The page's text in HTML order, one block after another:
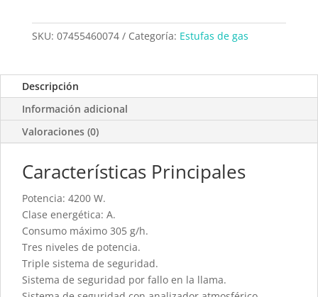
SKU: 07455460074 Categoría: Estufas de gas
Descripción
Información adicional
Valoraciones (0)
Características Principales
Potencia: 4200 W.
Clase energética: A.
Consumo máximo 305 g/h.
Tres niveles de potencia.
Triple sistema de seguridad.
Sistema de seguridad por fallo en la llama.